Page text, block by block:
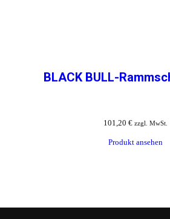
BLACK BULL-
101,20 € zzgl. MwSt.
Produkt ansehen